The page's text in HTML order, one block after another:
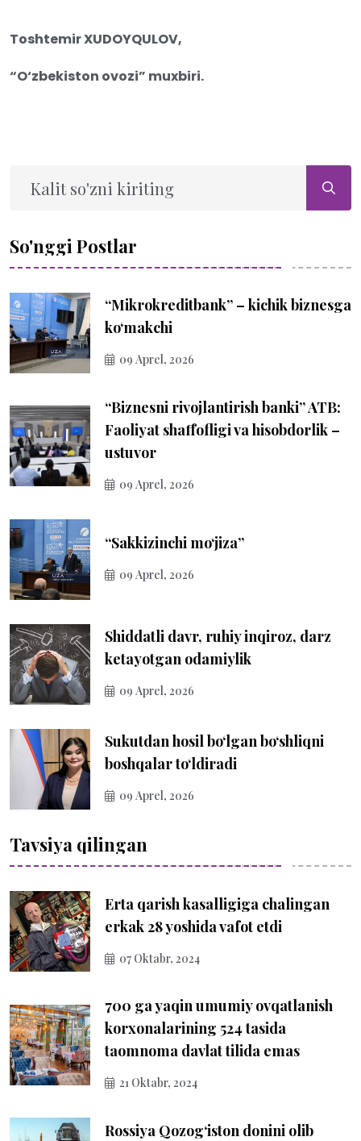
Toshtemir XUDOYQULOV,
“O‘zbekiston ovozi” muxbiri.
So'nggi Postlar
“Mikrokreditbank” – kichik biznesga
ko‘makchi
09 Aprel, 2026
“Biznesni rivojlantirish banki” ATB:
Faoliyat shaffofligi va hisobdorlik –
ustuvor
09 Aprel, 2026
“Sakkizinchi mo‘jiza”
09 Aprel, 2026
Shiddatli davr, ruhiy inqiroz, darz
ketayotgan odamiylik
09 Aprel, 2026
Sukutdan hosil bo‘lgan bo‘shliqni
boshqalar to‘ldiradi
09 Aprel, 2026
Tavsiya qilingan
Erta qarish kasalligiga chalingan
erkak 28 yoshida vafot etdi
07 Oktabr, 2024
700 ga yaqin umumiy ovqatlanish
korxonalarining 524 tasida
taomnoma davlat tilida emas
21 Oktabr, 2024
Rossiya Qozog‘iston donini olib